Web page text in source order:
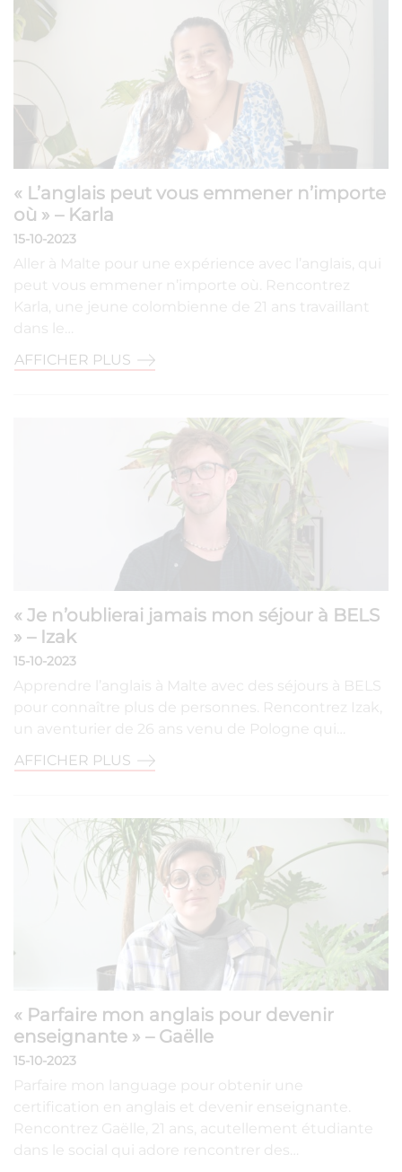
« L’anglais peut vous emmener n’importe
où » – Karla
15-10-2023
Aller à Malte pour une expérience avec l’anglais, qui
peut vous emmener n’importe où. Rencontrez
Karla, une jeune colombienne de 21 ans travaillant
dans le…
AFFICHER PLUS
« Je n’oublierai jamais mon séjour à BELS
» – Izak
15-10-2023
Apprendre l’anglais à Malte avec des séjours à BELS
pour connaître plus de personnes. Rencontrez Izak,
un aventurier de 26 ans venu de Pologne qui…
AFFICHER PLUS
« Parfaire mon anglais pour devenir
enseignante » – Gaëlle
15-10-2023
Parfaire mon language pour obtenir une
certification en anglais et devenir enseignante.
Rencontrez Gaëlle, 21 ans, acutellement étudiante
dans le social qui adore rencontrer des…